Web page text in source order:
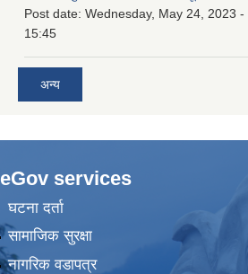
Post date: Wednesday, May 24, 2023 -
15:45
अन्य
eGov services
घटना दर्ता
सामाजिक सुरक्षा
नागरिक वडापत्र